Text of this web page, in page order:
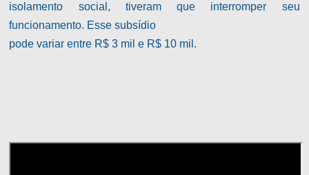
isolamento social, tiveram que interromper seu
funcionamento. Esse subsídio
pode variar entre R$ 3 mil e R$ 10 mil.